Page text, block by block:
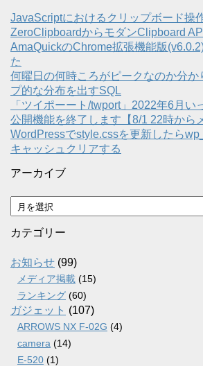
JavaScriptにおけるクリップボード操
ZeroClipboardからモダンClipboard
AmaQuickのChrome拡張機能版
た
何曜日の何時ころがピークなのか分か
プ的な分布を出すSQL
「ツイポーート/twport」2022年6月い
公開機能を終了します【8/1 22時から
WordPressでstyle.cssを更新したら
キャッシュクリアする
アーカイブ
ア
ー
カ
ブ
カテゴリー
お知らせ (99)
メディア掲載 (15)
ランキング (60)
ガジェット (107)
ARROWS NX F-02G (4)
camera (14)
E-520 (1)